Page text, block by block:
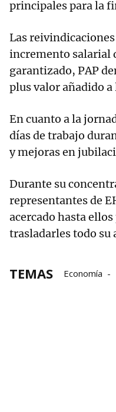
principales para la
Las
incremento salarial
garantizado, PAP
plus valor añadido a
En cuanto a la
días de trabajo
y mejoras en
Durante su
representantes de
acercado hasta
trasladarles todo su
TEMAS Economía